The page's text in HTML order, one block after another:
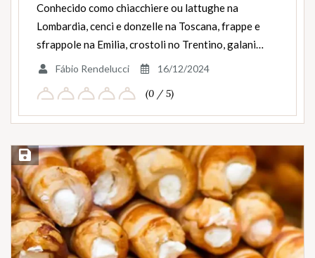
Conhecido como chiacchiere ou lattughe na
Lombardia, cenci e donzelle na Toscana, frappe e
sfrappole na Emilia, crostoli no Trentino, galani…
Fábio Rendelucci 16/12/2024
(0 / 5)
Salvar Receita